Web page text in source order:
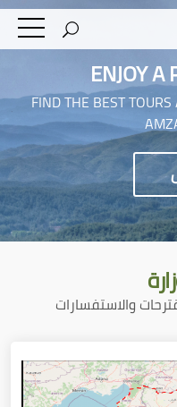
ENJOY A
FIND THE BEST
والاستفسارات